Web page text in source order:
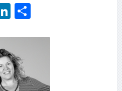
LinkedIn